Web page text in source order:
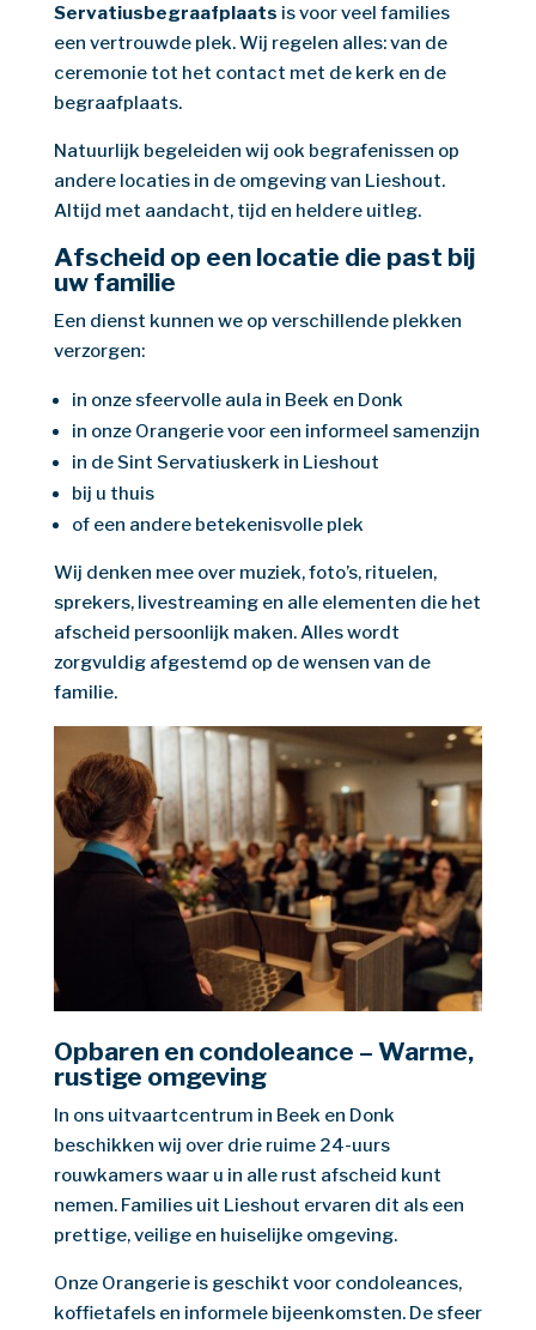
Servatiusbegraafplaats is voor veel families
een vertrouwde plek. Wij regelen alles: van de
ceremonie tot het contact met de kerk en de
begraafplaats.
Natuurlijk begeleiden wij ook begrafenissen op
andere locaties in de omgeving van Lieshout.
Altijd met aandacht, tijd en heldere uitleg.
Afscheid op een locatie die past bij
uw familie
Een dienst kunnen we op verschillende plekken
verzorgen:
in onze sfeervolle aula in Beek en Donk
in onze Orangerie voor een informeel samenzijn
in de Sint Servatiuskerk in Lieshout
bij u thuis
of een andere betekenisvolle plek
Wij denken mee over muziek, foto’s, rituelen,
sprekers, livestreaming en alle elementen die het
afscheid persoonlijk maken. Alles wordt
zorgvuldig afgestemd op de wensen van de
familie.
Opbaren en condoleance – Warme,
rustige omgeving
In ons uitvaartcentrum in Beek en Donk
beschikken wij over drie ruime 24-uurs
rouwkamers waar u in alle rust afscheid kunt
nemen. Families uit Lieshout ervaren dit als een
prettige, veilige en huiselijke omgeving.
Onze Orangerie is geschikt voor condoleances,
koffietafels en informele bijeenkomsten. De sfeer